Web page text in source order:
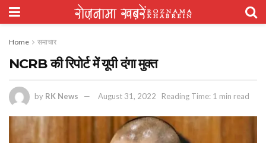
Home समाचार
NCRB की रिपोर्ट में यूपी दंगा मुक्त
by RK News August 31, 2022 Reading Time: 1 min read